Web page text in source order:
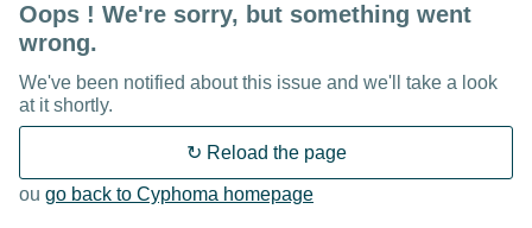
Oops ! We're sorry, but something went
wrong.
We've been notified about this issue and we'll take a look
at it shortly.
↻ Reload the page
ou go back to Cyphoma homepage